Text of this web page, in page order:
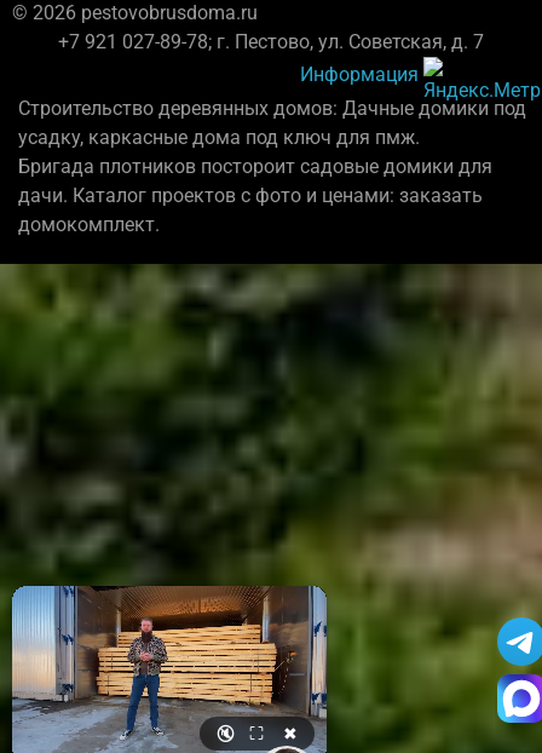
© 2026 pestovobrusdoma.ru
+7 921 027-89-78; г. Пестово, ул. Советская, д. 7
Информация
Строительство деревянных домов: Дачные домики под
усадку, каркасные дома под ключ для пмж.
Бригада плотников постороит садовые домики для
дачи. Каталог проектов с фото и ценами: заказать
домокомплект.
🔇 ⛶ ✖